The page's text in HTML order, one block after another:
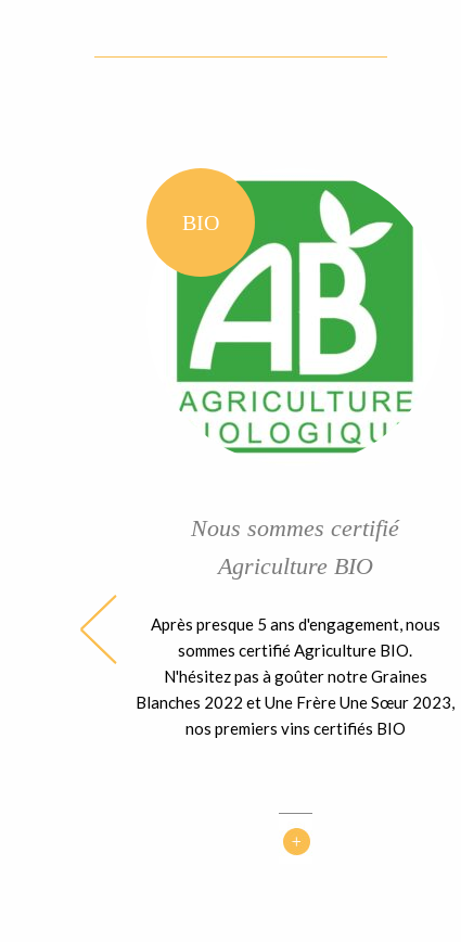
BIO
Nous sommes certifié
Agriculture BIO
Après presque 5 ans d'engagement, nous
sommes certifié Agriculture BIO.
N'hésitez pas à goûter notre Graines
Blanches 2022 et Une Frère Une Sœur 2023,
nos premiers vins certifiés BIO